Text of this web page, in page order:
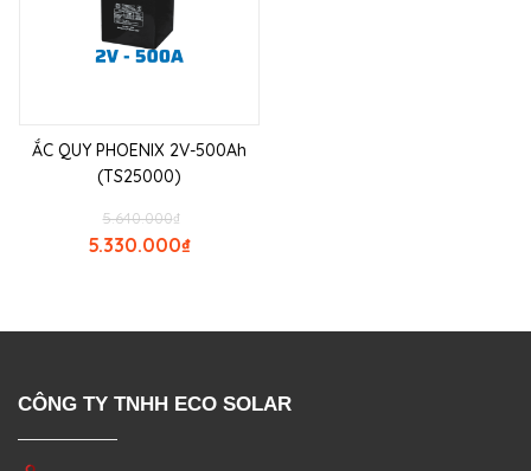
ẮC QUY PHOENIX 2V-500Ah
(TS25000)
₫
5.640.000
₫
5.330.000
CÔNG TY TNHH ECO SOLAR